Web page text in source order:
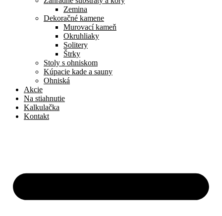
Zemina
Dekoračné kamene
Murovací kameň
Okruhliaky
Solitery
Štrky
Stoly s ohniskom
Kúpacie kade a sauny
Ohniská
Akcie
Na stiahnutie
Kalkulačka
Kontakt